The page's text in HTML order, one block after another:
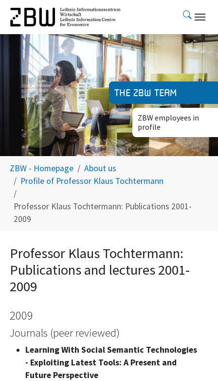
Skip to main content
The ZBW team
ZBW employees in
profile
ZBW - Homepage
About us
Profile of Professor Klaus Tochtermann
Professor Klaus Tochtermann: Publications 2001-
2009
Professor Klaus Tochtermann:
Publications and lectures 2001-
2009
2009
Journals (peer reviewed)
Learning With Social Semantic Technologies
- Exploiting Latest Tools: A Present and
Future Perspective